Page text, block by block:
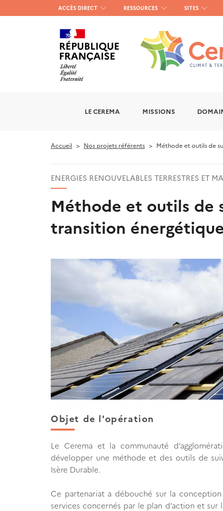
Menu
haut
gauche
ACCÈS DIRECT RESSOURCES SITES
LE CEREMA MISSIONS
Accueil Nos projets référents Méthode et outils de
ENERGIES RENOUVELABLES TERRESTRES ET
Méthode et outils de
transition
Objet de l'opération
Le Cerema et la communauté
développer une méthode et des outils de
Isère Durable.
Ce partenariat a débouché sur la
services concernés par le plan d’action et